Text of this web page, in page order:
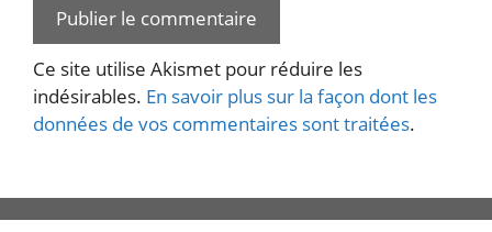
Ce site utilise Akismet pour réduire les
indésirables. En savoir plus sur la façon dont les
données de vos commentaires sont traitées.